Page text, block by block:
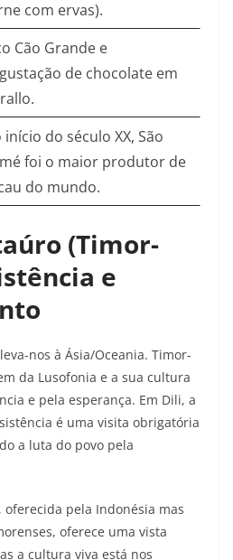
com ervas).
Cão Grande e
de chocolate em
início do século XX, São
foi o maior produtor de
do mundo.
(Timor-
e
nos à Ásia/Oceania. Timor-
da Lusofonia e a sua cultura
e pela esperança. Em Dili, a
é uma visita obrigatória
a luta do povo pela
oferecida pela Indonésia mas
oferece uma vista
a cultura viva está nos